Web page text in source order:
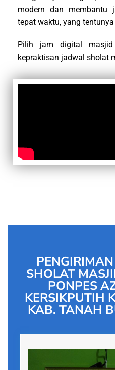
modern dan membantu
tepat waktu, yang
Pilih jam digital
kepraktisan jadwal sholat
SHOLAT
PONPES
KERSIKPUTIH
KAB. TANAH